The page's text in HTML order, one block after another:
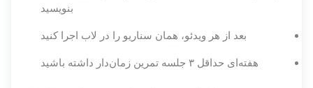
بنویسید
بعد از هر ویدئو، همان سناریو را در لاب اجرا کنید
هفته‌ای حداقل ۳ جلسه تمرین زمان‌دار داشته باشید